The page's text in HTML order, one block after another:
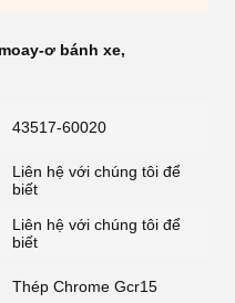
ơ bánh xe,
43517-60020
Liên hệ với chúng tôi để
biết
Liên hệ với chúng tôi để
biết
Thép Chrome Gcr15